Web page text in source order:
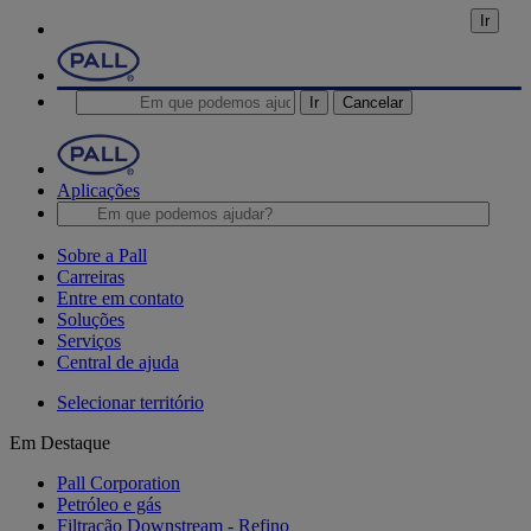
Ir Cancelar
Aplicações
Ir
Sobre a Pall
Carreiras
Entre em contato
Soluções
Serviços
Central de ajuda
Selecionar território
Em Destaque
Pall Corporation
Petróleo e gás
Filtração Downstream - Refino